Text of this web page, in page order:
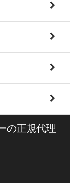
の正規代理